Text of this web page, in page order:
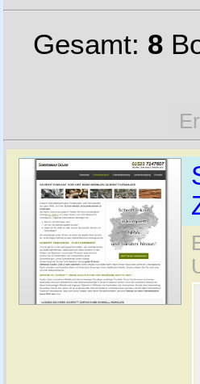
Gesamt: 8